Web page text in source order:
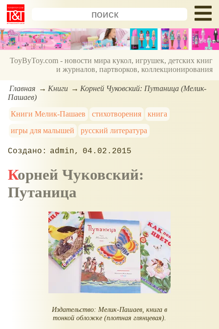
ToyByToy.com - новости мира кукол, игрушек, детских книг
и журналов, партворков, коллекционирования
Главная Книги
Корней Чуковский: Путаница (Мелик-
Пашаев)
Книги Мелик-Пашаев
стихотворения
книга
игры для малышей
русский литература
admin 04.02.2015
Корней Чуковский:
Путаница
Издательство: Мелик-Пашаев, книга в
тонкой обложке (плотная глянцевая).